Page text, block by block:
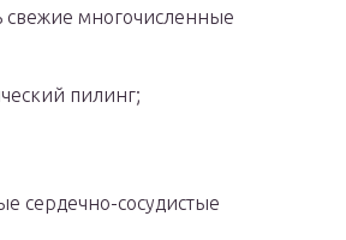
свежие многочисленные
пилинг;
сердечно-сосудистые